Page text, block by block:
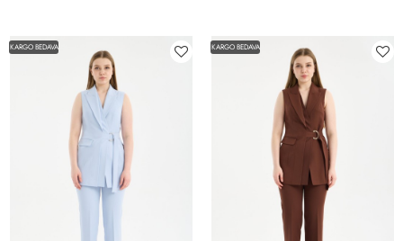
KARGO BEDAVA KARGO BEDAVA